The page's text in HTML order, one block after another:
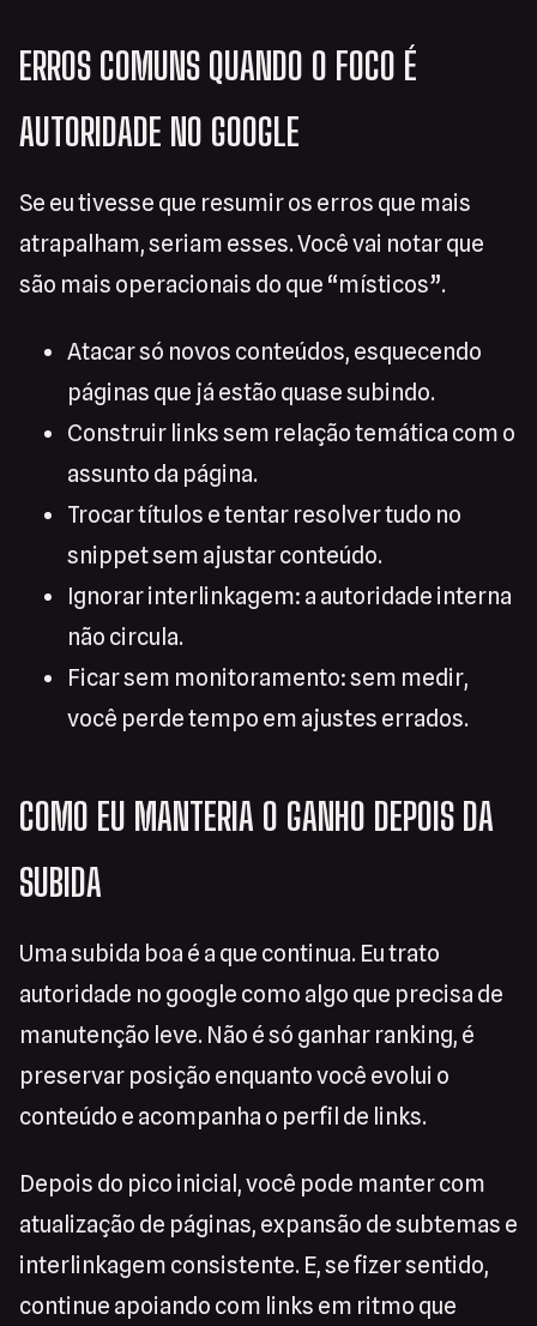
ERROS COMUNS QUANDO O FOCO É
AUTORIDADE NO GOOGLE
Se eu tivesse que resumir os erros que mais
atrapalham, seriam esses. Você vai notar que
são mais operacionais do que “místicos”.
Atacar só novos conteúdos, esquecendo
páginas que já estão quase subindo.
Construir links sem relação temática com o
assunto da página.
Trocar títulos e tentar resolver tudo no
snippet sem ajustar conteúdo.
Ignorar interlinkagem: a autoridade interna
não circula.
Ficar sem monitoramento: sem medir,
você perde tempo em ajustes errados.
COMO EU MANTERIA O GANHO DEPOIS DA
SUBIDA
Uma subida boa é a que continua. Eu trato
autoridade no google como algo que precisa de
manutenção leve. Não é só ganhar ranking, é
preservar posição enquanto você evolui o
conteúdo e acompanha o perfil de links.
Depois do pico inicial, você pode manter com
atualização de páginas, expansão de subtemas e
interlinkagem consistente. E, se fizer sentido,
continue apoiando com links em ritmo que